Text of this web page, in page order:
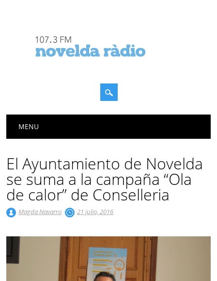
Menú principal
MENU
El Ayuntamiento de Novelda
se suma a la campaña “Ola
de calor” de Conselleria
Magda Navarro 21 julio, 2016